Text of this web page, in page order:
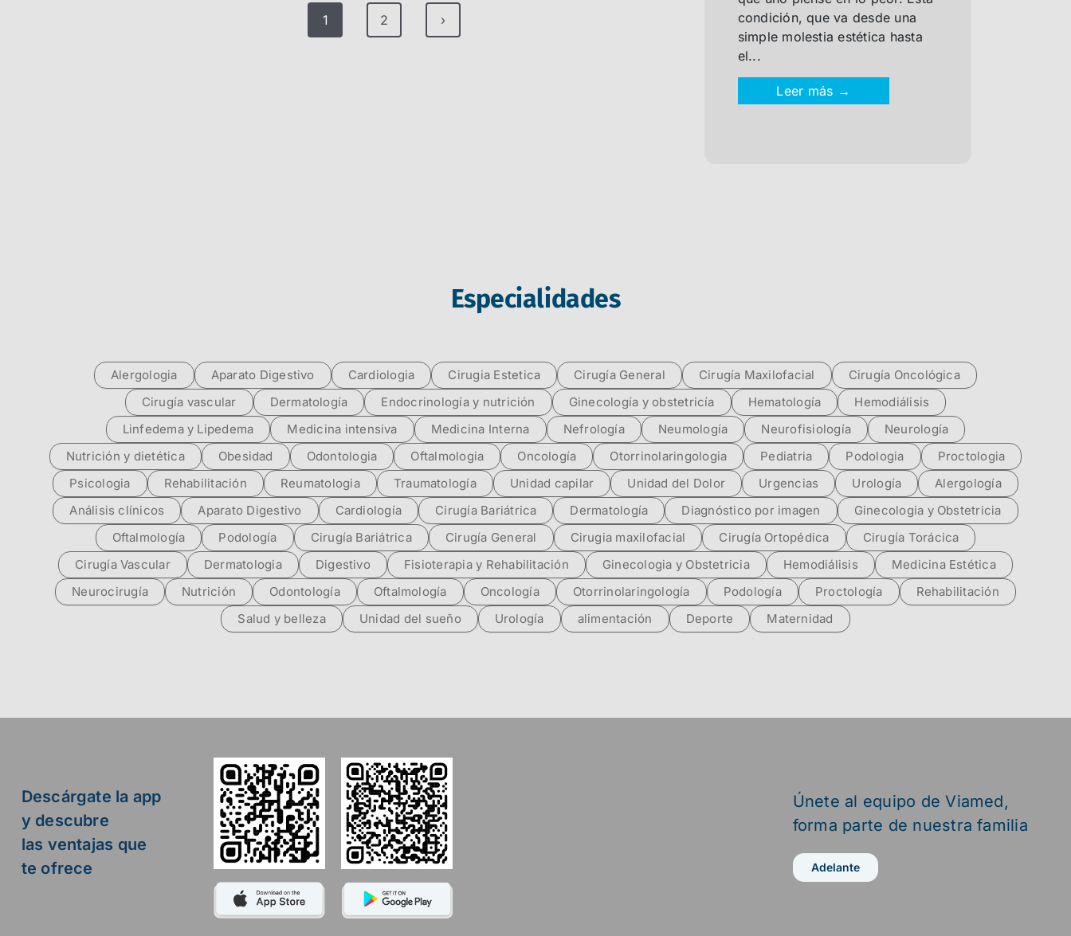
1 2 ›
condición, que va desde una
simple molestia estética hasta
el...
Leer más →
Especialidades
Alergologia Aparato Digestivo Cardiologia Cirugia Estetica Cirugía General Cirugía Maxilofacial
Cirugía Oncológica
Cirugía vascular
Dermatología Endocrinología y nutrición Ginecología y obstetricía Hematología
Hemodiálisis
Linfedema y Lipedema
Medicina intensiva Medicina Interna Nefrología Neumología Neurofisiología
Neurología
Nutrición y dietética
Obesidad Odontologia Oftalmologia Oncología Otorrinolaringologia Pediatria Podologia
Proctologia
Psicologia
Rehabilitación Reumatologia Traumatología Unidad capilar Unidad del Dolor Urgencias Urología
Alergología
Análisis clínicos
Aparato Digestivo Cardiología Cirugía Bariátrica Dermatología Diagnóstico por imagen
Ginecologia y Obstetricia
Oftalmología
Podología Cirugía Bariátrica Cirugía General Cirugia maxilofacial Cirugía Ortopédica
Cirugía Torácica
Cirugía Vascular
Dermatologia Digestivo Fisioterapia y Rehabilitación Ginecologia y Obstetricia Hemodiálisis
Medicina Estética
Neurocirugía
Nutrición Odontología Oftalmología Oncología Otorrinolaringología Podología Proctología
Rehabilitación
Salud y belleza
Unidad del sueño Urología alimentación Deporte Maternidad
Descárgate la app
y descubre
las ventajas que
te ofrece
Únete al equipo de Viamed,
forma parte de nuestra familia
Adelante